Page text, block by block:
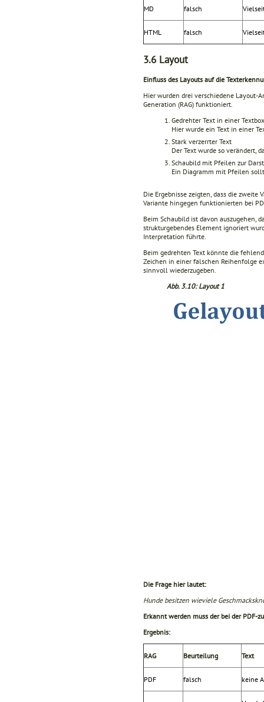
MD falsch
HTML falsch
3.6 Layout
Einfluss des Layouts auf die
Hier wurden drei verschiedene Layout-
Generation (RAG) funktioniert.
Gedrehter Text in einer Textbox
Hier wurde ein Text in einer
Stark verzerrter Text
Der Text wurde so verändert,
Schaubild mit Pfeilen zur
Ein Diagramm mit Pfeilen
Die Ergebnisse zeigten, dass die
Variante hingegen funktionierten bei
Beim Schaubild ist davon auszugehen,
strukturgebendes Element ignoriert
Interpretation führte.
Beim gedrehten Text könnte die
Zeichen in einer falschen Reihenfolge
sinnvoll wiederzugeben.
Abb. 3.10: Layout 1
Die Frage hier lautet:
Hunde besitzen wieviele
Erkannt werden muss der bei der PDF-
Ergebnis:
RAG Beurteilung Text
PDF falsch keine